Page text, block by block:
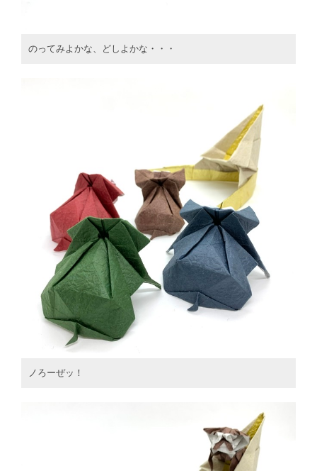
のってみよかな、どしよかな・・・
ノろーぜッ！